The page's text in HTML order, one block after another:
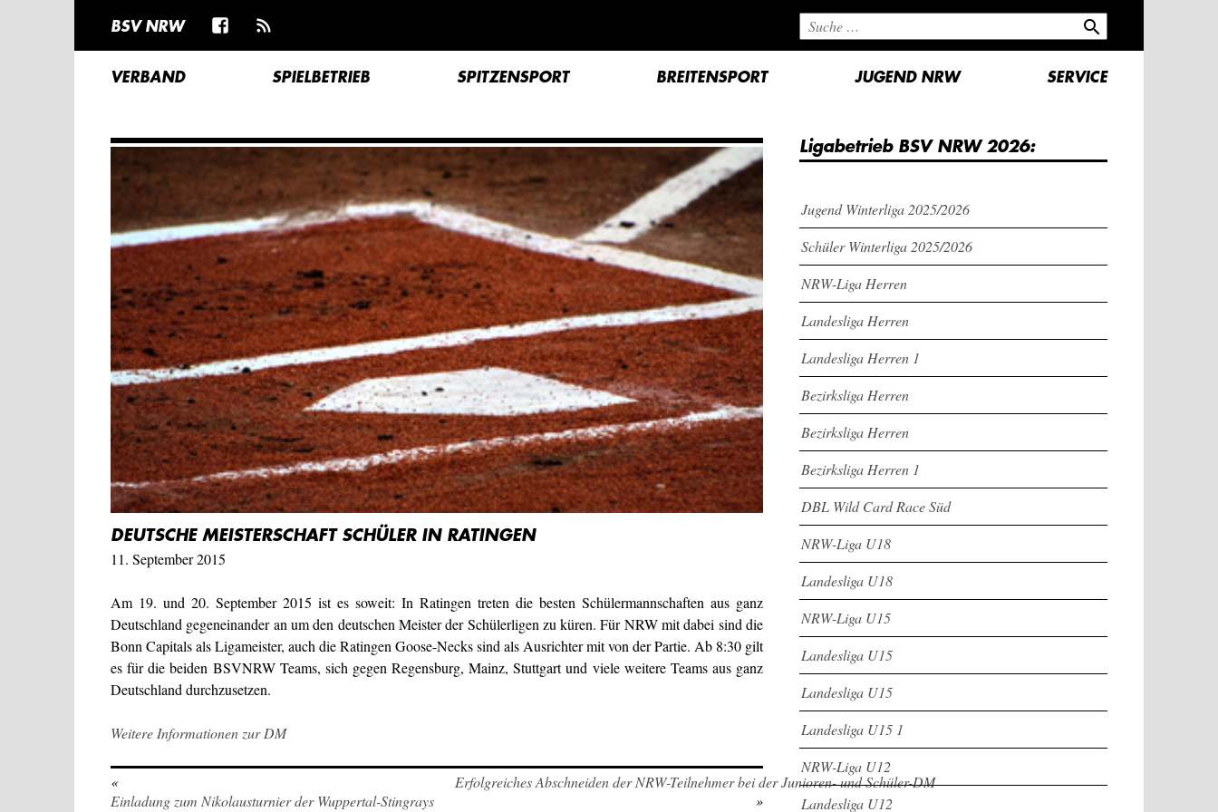
BSV NRW search
VERBAND SPIELBETRIEB SPITZENSPORT BREITENSPORT JUGEND NRW SERVICE
DEUTSCHE MEISTERSCHAFT SCHÜLER IN RATINGEN
11. September 2015
Am 19. und 20. September 2015 ist es soweit: In Ratingen treten die besten Schülermannschaften aus ganz
Deutschland gegeneinander an um den deutschen Meister der Schülerligen zu küren. Für NRW mit dabei sind die
Bonn Capitals als Ligameister, auch die Ratingen Goose-Necks sind als Ausrichter mit von der Partie. Ab 8:30 gilt
es für die beiden BSVNRW Teams, sich gegen Regensburg, Mainz, Stuttgart und viele weitere Teams aus ganz
Deutschland durchzusetzen.
Weitere Informationen zur DM
«
Einladung zum Nikolausturnier der Wuppertal-Stingrays
Erfolgreiches Abschneiden der NRW-Teilnehmer bei der Junioren- und Schüler-DM
»
Ligabetrieb BSV NRW 2026:
Jugend Winterliga 2025/2026
Schüler Winterliga 2025/2026
NRW-Liga Herren
Landesliga Herren
Landesliga Herren 1
Bezirksliga Herren
Bezirksliga Herren
Bezirksliga Herren 1
DBL Wild Card Race Süd
NRW-Liga U18
Landesliga U18
NRW-Liga U15
Landesliga U15
Landesliga U15
Landesliga U15 1
NRW-Liga U12
Landesliga U12